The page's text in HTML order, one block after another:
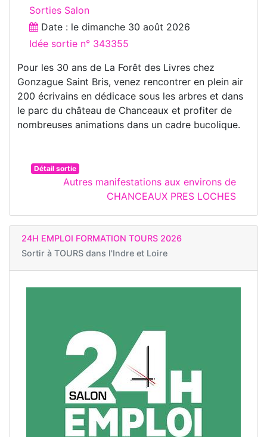
Sorties Salon
Date : le dimanche 30 août 2026
Idée sortie n° 343355
Pour les 30 ans de La Forêt des Livres chez
Gonzague Saint Bris, venez rencontrer en plein air
200 écrivains en dédicace sous les arbres et dans
le parc du château de Chanceaux et profiter de
nombreuses animations dans un cadre bucolique.
Détail sortie
Autres manifestations aux environs de
CHANCEAUX PRES LOCHES
24H EMPLOI FORMATION TOURS 2026
Sortir à TOURS dans l'Indre et Loire